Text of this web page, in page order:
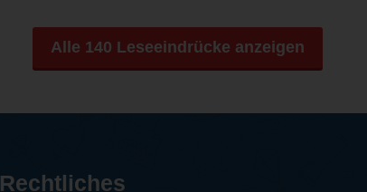
Alle 140 Leseeindrücke anzeigen
Rechtliches